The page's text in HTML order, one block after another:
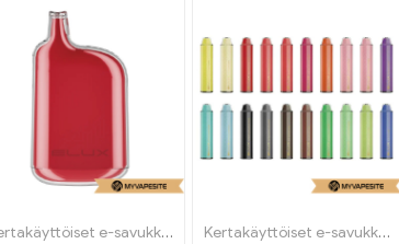
Kertakäyttöiset e-savukkeet
Kertakäyttöiset e-savukkeet